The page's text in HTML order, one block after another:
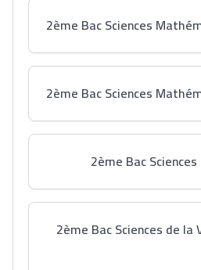
و
2ème Bac Sciences
2ème Bac Sciences
2ème Bac
2ème Bac Sciences de